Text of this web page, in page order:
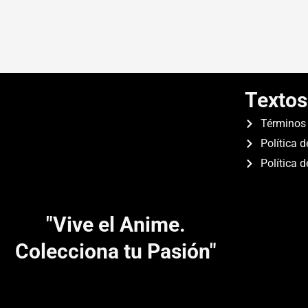
"Vive el Anime.
Colecciona tu Pasión"
Política
Política